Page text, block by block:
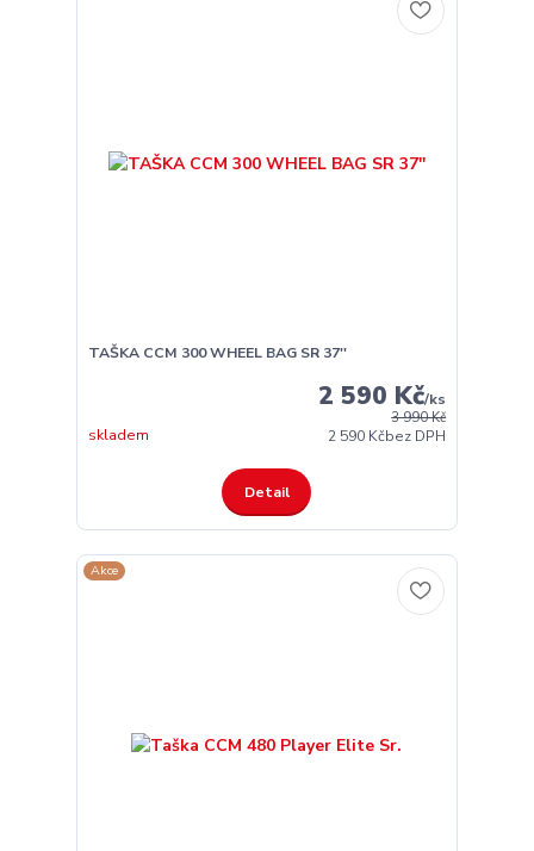
TAŠKA CCM 300 WHEEL BAG SR 37''
3 990 Kč
2 590 Kč/ks
2 590 Kčbez DPH
skladem
Detail
Akce